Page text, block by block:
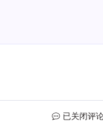
互
已关闭评